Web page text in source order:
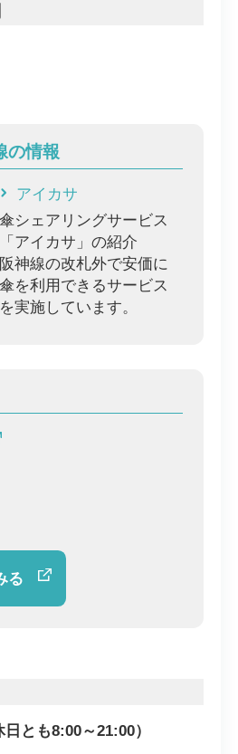
の情報
アイカサ
傘シェアリングサービス
「アイカサ」の紹介
阪神線の改札外で安価に
傘を利用できるサービス
を実施しています。
る
とも8:00～21:00）